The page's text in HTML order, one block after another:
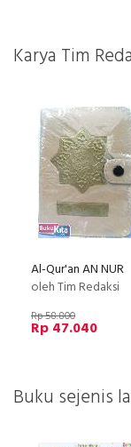
Karya Tim
Al-Qur'an AN NUR
oleh Tim Redaksi
Rp 58.800
Rp 47.040
Buku sejenis